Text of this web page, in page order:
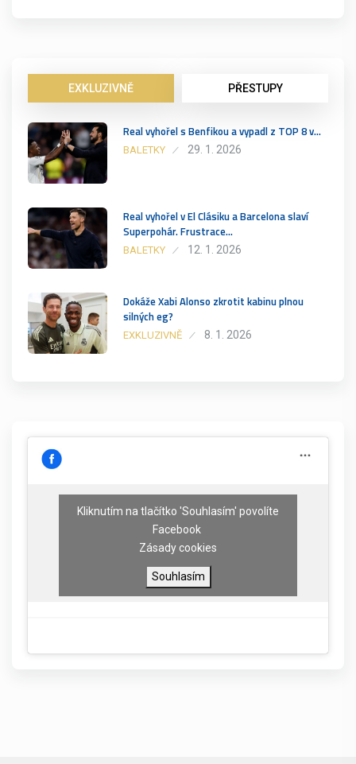
EXKLUZIVNĚ PŘESTUPY
Real vyhořel s Benfikou a vypadl z TOP 8 v…
BALETKY 29. 1. 2026
Real vyhořel v El Clásiku a Barcelona slaví
Superpohár. Frustrace…
BALETKY 12. 1. 2026
Dokáže Xabi Alonso zkrotit kabinu plnou
silných eg?
EXKLUZIVNĚ 8. 1. 2026
Kliknutím na tlačítko 'Souhlasím' povolíte
Facebook
Zásady cookies
Souhlasím